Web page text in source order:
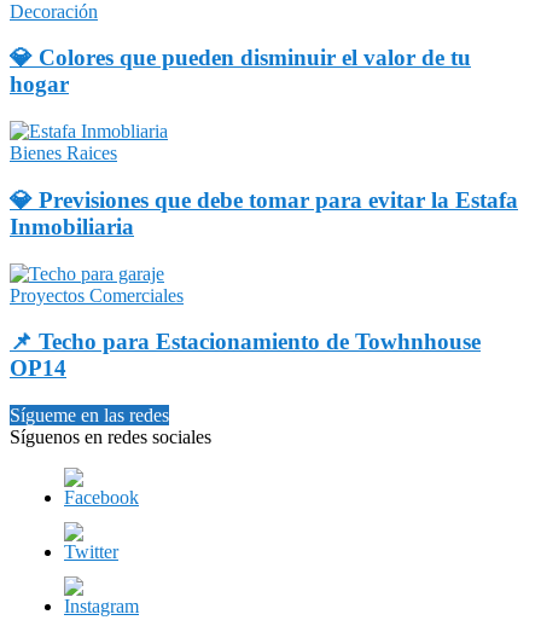
Decoración
💎 Colores que pueden disminuir el valor de tu
hogar
Bienes Raices
💎 Previsiones que debe tomar para evitar la Estafa
Inmobiliaria
Proyectos Comerciales
📌 Techo para Estacionamiento de Towhnhouse
OP14
Sígueme en las redes
Síguenos en redes sociales